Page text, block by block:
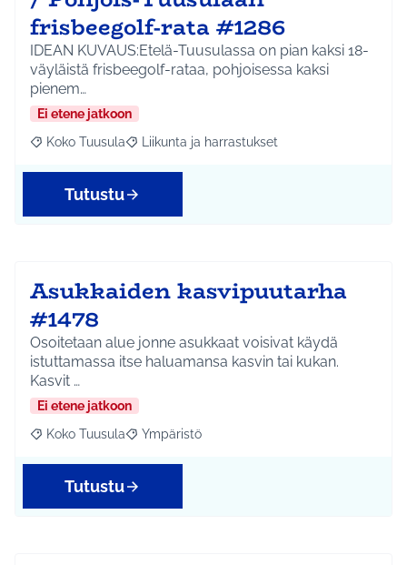
frisbeegolf-rata #1286
IDEAN KUVAUS:Etelä-Tuusulassa on pian kaksi 18-
väyläistä frisbeegolf-rataa, pohjoisessa kaksi
pienem…
Ei etene jatkoon
Rajaa tulokset aihepiirin mukaan: Koko Tuusula
Koko Tuusula Rajaa tulokset teeman mukaan: Liikunta ja
Liikunta ja harrastukset
Tutustu
Asukkaiden kasvipuutarha
#1478
Osoitetaan alue jonne asukkaat voisivat käydä
istuttamassa itse haluamansa kasvin tai kukan.
Kasvit …
Ei etene jatkoon
Rajaa tulokset aihepiirin mukaan: Koko Tuusula
Koko Tuusula Rajaa tulokset teeman mukaan: Ympäristö
Ympäristö
Tutustu